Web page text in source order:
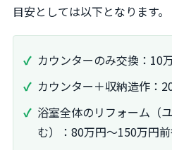
目安としては以下となります。
カウンターのみ交換：10
カウンター＋収納造作：
浴室全体のリフォーム（
む）：80万円～150万円